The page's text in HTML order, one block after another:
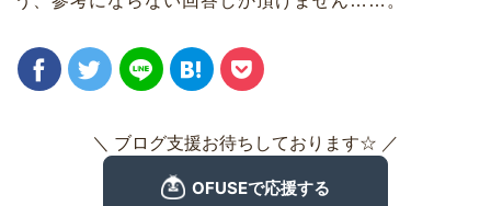
＼ ブログ支援お待ちしております☆ ／